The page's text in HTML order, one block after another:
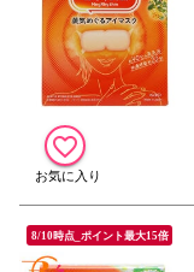
8/10時点_ポイント最大15倍